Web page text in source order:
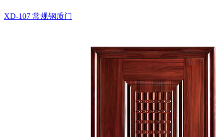
XD-107 常规钢质门